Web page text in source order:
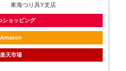
東海つり具Y支店
ショッピング
Amazon
楽天市場